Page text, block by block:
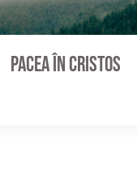
Pacea în Cristos